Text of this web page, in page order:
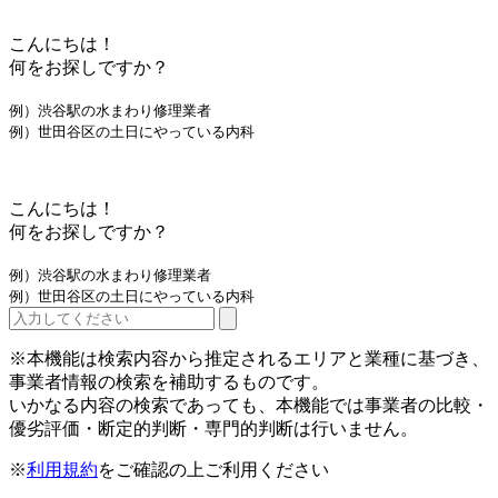
こんにちは！
何をお探しですか？
例）渋谷駅の水まわり修理業者
例）世田谷区の土日にやっている内科
こんにちは！
何をお探しですか？
例）渋谷駅の水まわり修理業者
例）世田谷区の土日にやっている内科
※本機能は検索内容から推定されるエリアと業種に基づき、
事業者情報の検索を補助するものです。
いかなる内容の検索であっても、本機能では事業者の比較・
優劣評価・断定的判断・専門的判断は行いません。
※利用規約をご確認の上ご利用ください